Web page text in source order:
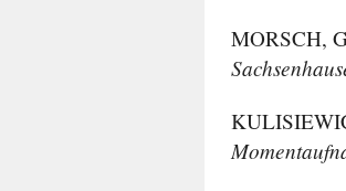
MORSCH,